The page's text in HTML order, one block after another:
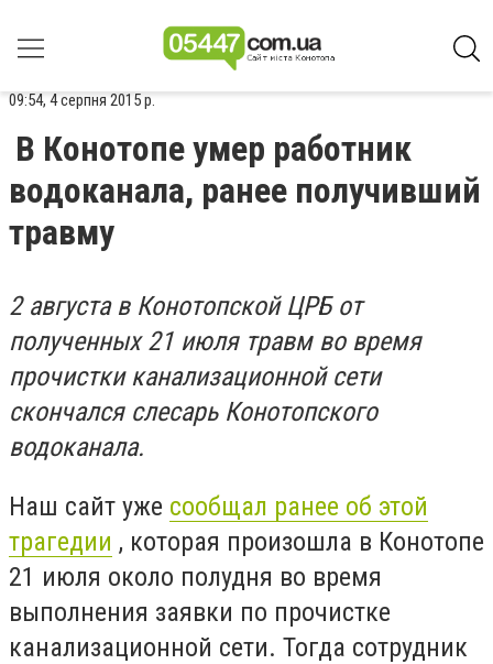
09:54, 4 серпня 2015 р.
В Конотопе умер работник
водоканала, ранее получивший
травму
2 августа в Конотопской ЦРБ от
полученных 21 июля травм во время
прочистки канализационной сети
скончался слесарь Конотопского
водоканала.
Наш сайт уже сообщал ранее об этой
трагедии , которая произошла в Конотопе
21 июля около полудня во время
выполнения заявки по прочистке
канализационной сети. Тогда сотрудник